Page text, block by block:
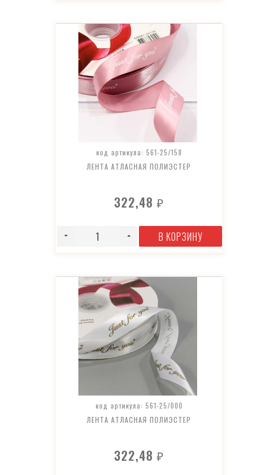
код артикула: 561-25/158
ЛЕНТА АТЛАСНАЯ ПОЛИЭСТЕР
322,48₽
В КОРЗИНУ
код артикула: 561-25/000
ЛЕНТА АТЛАСНАЯ ПОЛИЭСТЕР
322,48₽